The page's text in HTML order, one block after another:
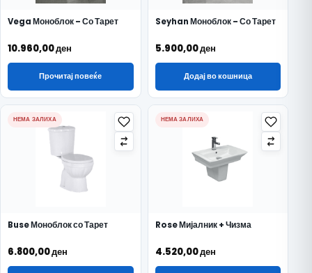
Vega Моноблок – Со Тарет
10.960,00ден
Прочитај повеќе
Seyhan Моноблок – Со Тарет
5.900,00ден
Додај во кошница
НЕМА ЗАЛИХА
Buse Моноблок со Тарет
6.800,00ден
НЕМА ЗАЛИХА
Rose Мијалник + Чизма
4.520,00ден